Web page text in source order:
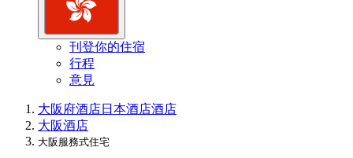
刊登你的住宿
行程
意見
大阪府酒店日本酒店酒店
大阪酒店
大阪服務式住宅​